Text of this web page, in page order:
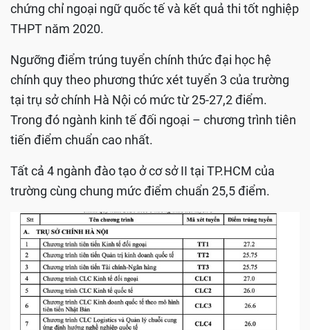
chứng chỉ ngoại ngữ quốc tế và kết quả thi tốt nghiệp
THPT năm 2020.
Ngưỡng điểm trúng tuyển chính thức đại học hệ
chính quy theo phương thức xét tuyển 3 của trường
tại trụ sở chính Hà Nội có mức từ 25-27,2 điểm.
Trong đó ngành kinh tế đối ngoại – chương trình tiên
tiến điểm chuẩn cao nhất.
Tất cả 4 ngành đào tạo ở cơ sở II tại TP.HCM của
trường cùng chung mức điểm chuẩn 25,5 điểm.